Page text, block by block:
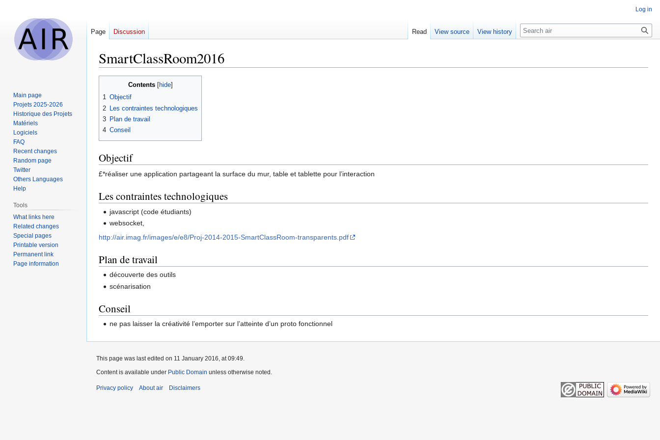
SmartClassRoom2016
navigation
search
Contents
1 Objectif
2
Les contraintes technologiques
3 Plan de travail
4 Conseil
Objectif
£*réaliser une application partageant la surface du mur, table et tablette pour l’interaction
Les contraintes technologiques
javascript (code étudiants)
websocket,
http://air.imag.fr/images/e/e8/Proj-2014-2015-SmartClassRoom-transparents.pdf
Plan de travail
découverte des outils
scénarisation
Conseil
ne pas laisser la créativité l’emporter sur l’atteinte d’un proto fonctionnel
Log in
Page Discussion Read View source View history Search
Main page
Projets 2025-2026
Historique des Projets
Matériels
Logiciels
FAQ
Recent changes
Random page
Twitter
Others Languages
Help
Tools
What links here
Related changes
Special pages
Printable version
Permanent link
Page information
This page was last edited on 11 January 2016, at 09:49.
Content is available under Public Domain unless otherwise noted.
Privacy policy About air Disclaimers